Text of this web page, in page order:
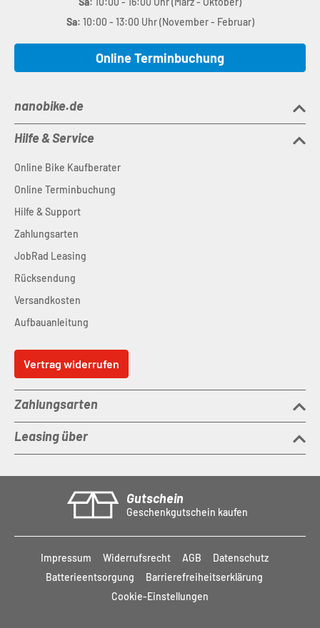
Sa: 10:00 - 13:00 Uhr (November - Februar)
Online Terminbuchung
nanobike.de
Hilfe & Service
Online Bike Kaufberater
Online Terminbuchung
Hilfe & Support
Zahlungsarten
JobRad Leasing
Rücksendung
Versandkosten
Aufbauanleitung
Vertrag widerrufen
Zahlungsarten
Leasing über
Gutschein
Geschenkgutschein kaufen
Impressum Widerrufsrecht AGB
Datenschutz
Batterieentsorgung
Barrierefreiheitserklärung
Cookie-Einstellungen